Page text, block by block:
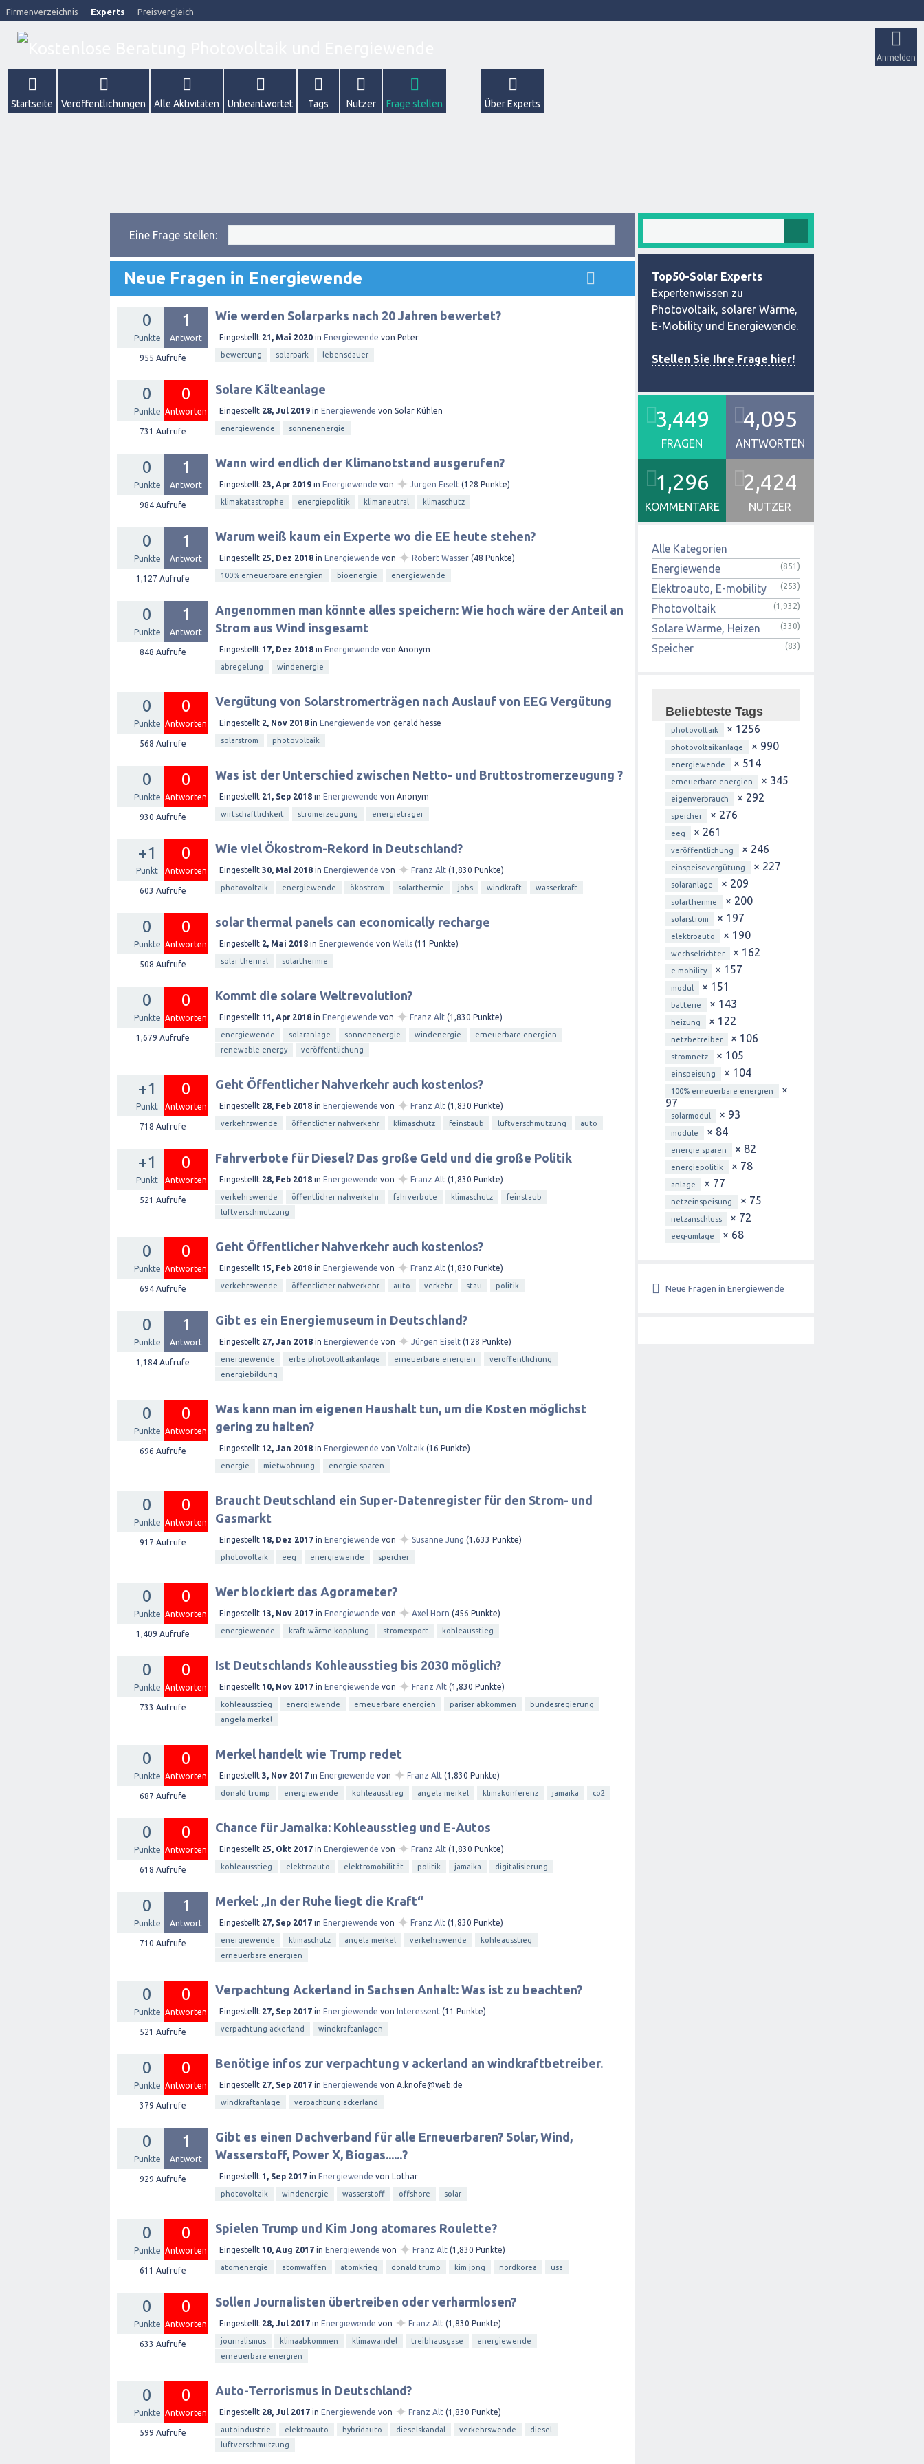
Firmenverzeichnis Experts Preisvergleich
Anmelden
Startseite Veröffentlichungen Alle Aktivitäten Unbeantwortet Tags Nutzer Frage stellen Über Experts
Eine Frage stellen:
Neue Fragen in Energiewende
0
Punkte
1
Antwort
955 Aufrufe
Wie werden Solarparks nach 20 Jahren bewertet?
Eingestellt 21, Mai 2020 in Energiewende von Peter
bewertung solarpark lebensdauer
0
Punkte
0
Antworten
731 Aufrufe
Solare Kälteanlage
Eingestellt 28, Jul 2019 in Energiewende von Solar Kühlen
energiewende sonnenenergie
0
Punkte
1
Antwort
984Aufrufe
Wann wird endlich der Klimanotstand ausgerufen?
Eingestellt 23, Apr 2019 in Energiewende von ✦ Jürgen Eiselt (128 Punkte)
klimakatastrophe energiepolitik klimaneutral klimaschutz
0
Punkte
1
Antwort
1,127 Aufrufe
Warum weiß kaum ein Experte wo die EE heute stehen?
Eingestellt 25, Dez 2018 in Energiewende von ✦ Robert Wasser (48 Punkte)
100% erneuerbare energien bioenergie energiewende
0
Punkte
1
Antwort
848 Aufrufe
Angenommen man könnte alles speichern: Wie hoch wäre der Anteil an
Strom aus Wind insgesamt
Eingestellt 17, Dez 2018 in Energiewende von Anonym
abregelung windenergie
0
Punkte
0
Antworten
568 Aufrufe
Vergütung von Solarstromerträgen nach Auslauf von EEG Vergütung
Eingestellt 2, Nov 2018 in Energiewende von gerald hesse
solarstrom photovoltaik
0
Punkte
0
Antworten
930 Aufrufe
Was ist der Unterschied zwischen Netto- und Bruttostromerzeugung ?
Eingestellt 21, Sep 2018 in Energiewende von Anonym
wirtschaftlichkeit stromerzeugung energieträger
+1
Punkt
0
Antworten
603 Aufrufe
Wie viel Ökostrom-Rekord in Deutschland?
Eingestellt 30, Mai 2018 in Energiewende von ✦ Franz Alt (1,830 Punkte)
photovoltaik energiewende ökostrom solarthermie jobs windkraft wasserkraft
0
Punkte
0
Antworten
508 Aufrufe
solar thermal panels can economically recharge
Eingestellt 2, Mai 2018 in Energiewende von Wells (11 Punkte)
solar thermal solarthermie
0
Punkte
0
Antworten
1,679 Aufrufe
Kommt die solare Weltrevolution?
Eingestellt 11, Apr 2018 in Energiewende von ✦ Franz Alt (1,830 Punkte)
energiewende solaranlage sonnenenergie windenergie
erneuerbare energien
renewable energy
veröffentlichung
+1
Punkt
0
Antworten
718 Aufrufe
Geht Öffentlicher Nahverkehr auch kostenlos?
Eingestellt 28, Feb 2018 in Energiewende von ✦ Franz Alt (1,830 Punkte)
verkehrswende öffentlicher nahverkehr klimaschutz feinstaub luftverschmutzung auto
+1
Punkt
0
Antworten
521 Aufrufe
Fahrverbote für Diesel? Das große Geld und die große Politik
Eingestellt 28, Feb 2018 in Energiewende von ✦ Franz Alt (1,830 Punkte)
verkehrswende öffentlicher nahverkehr fahrverbote klimaschutz
feinstaub
luftverschmutzung
0
Punkte
0
Antworten
694Aufrufe
Geht Öffentlicher Nahverkehr auch kostenlos?
Eingestellt 15, Feb 2018 in Energiewende von ✦ Franz Alt (1,830 Punkte)
verkehrswende öffentlicher nahverkehr auto verkehr stau politik
0
Punkte
1
Antwort
1,184Aufrufe
Gibt es ein Energiemuseum in Deutschland?
Eingestellt 27, Jan 2018 in Energiewende von ✦ Jürgen Eiselt (128 Punkte)
energiewende erbe photovoltaikanlage erneuerbare energien
veröffentlichung
energiebildung
0
Punkte
0
Antworten
696 Aufrufe
Was kann man im eigenen Haushalt tun, um die Kosten möglichst
gering zu halten?
Eingestellt 12, Jan 2018 in Energiewende von Voltaik (16 Punkte)
energie mietwohnung energie sparen
0
Punkte
0
Antworten
917 Aufrufe
Braucht Deutschland ein Super-Datenregister für den Strom- und
Gasmarkt
Eingestellt 18, Dez 2017 in Energiewende von ✦ Susanne Jung (1,633 Punkte)
photovoltaik eeg energiewende speicher
0
Punkte
0
Antworten
1,409 Aufrufe
Wer blockiert das Agorameter?
Eingestellt 13, Nov 2017 in Energiewende von ✦ Axel Horn (456 Punkte)
energiewende kraft-wärme-kopplung stromexport kohleausstieg
0
Punkte
0
Antworten
733 Aufrufe
Ist Deutschlands Kohleausstieg bis 2030 möglich?
Eingestellt 10, Nov 2017 in Energiewende von ✦ Franz Alt (1,830 Punkte)
kohleausstieg energiewende erneuerbare energien pariser abkommen
bundesregierung
angela merkel
0
Punkte
0
Antworten
687 Aufrufe
Merkel handelt wie Trump redet
Eingestellt 3, Nov 2017 in Energiewende von ✦ Franz Alt (1,830 Punkte)
donald trump energiewende kohleausstieg angela merkel klimakonferenz jamaika co2
0
Punkte
0
Antworten
618 Aufrufe
Chance für Jamaika: Kohleausstieg und E-Autos
Eingestellt 25, Okt 2017 in Energiewende von ✦ Franz Alt (1,830 Punkte)
kohleausstieg elektroauto elektromobilität politik jamaika digitalisierung
0
Punkte
1
Antwort
710 Aufrufe
Merkel: „In der Ruhe liegt die Kraft“
Eingestellt 27, Sep 2017 in Energiewende von ✦ Franz Alt (1,830 Punkte)
energiewende klimaschutz angela merkel verkehrswende
kohleausstieg
erneuerbare energien
0
Punkte
0
Antworten
521 Aufrufe
Verpachtung Ackerland in Sachsen Anhalt: Was ist zu beachten?
Eingestellt 27, Sep 2017 in Energiewende von Interessent (11 Punkte)
verpachtung ackerland windkraftanlagen
0
Punkte
0
Antworten
379 Aufrufe
Benötige infos zur verpachtung v ackerland an windkraftbetreiber.
Eingestellt 27, Sep 2017 in Energiewende von A.knofe@web.de
windkraftanlage verpachtung ackerland
0
Punkte
1
Antwort
929 Aufrufe
Gibt es einen Dachverband für alle Erneuerbaren? Solar, Wind,
Wasserstoff, Power X, Biogas......?
Eingestellt 1, Sep 2017 in Energiewende von Lothar
photovoltaik windenergie wasserstoff offshore solar
0
Punkte
0
Antworten
611 Aufrufe
Spielen Trump und Kim Jong atomares Roulette?
Eingestellt 10, Aug 2017 in Energiewende von ✦ Franz Alt (1,830 Punkte)
atomenergie atomwaffen atomkrieg donald trump kim jong nordkorea usa
0
Punkte
0
Antworten
633 Aufrufe
Sollen Journalisten übertreiben oder verharmlosen?
Eingestellt 28, Jul 2017 in Energiewende von ✦ Franz Alt (1,830 Punkte)
journalismus klimaabkommen klimawandel treibhausgase
energiewende
erneuerbare energien
0
Punkte
0
Antworten
599 Aufrufe
Auto-Terrorismus in Deutschland?
Eingestellt 28, Jul 2017 in Energiewende von ✦ Franz Alt (1,830 Punkte)
autoindustrie elektroauto hybridauto dieselskandal verkehrswende
diesel
luftverschmutzung
Top50-Solar Experts
Expertenwissen zu
Photovoltaik, solarer Wärme,
E-Mobility und Energiewende.
Stellen Sie Ihre Frage hier!
3,449
FRAGEN
4,095
ANTWORTEN
1,296
KOMMENTARE
2,424
NUTZER
Alle Kategorien
Energiewende
(851)
Elektroauto, E-mobility (253)
Photovoltaik (1,932)
Solare Wärme, Heizen (330)
Speicher (83)
Beliebteste Tags
photovoltaik × 1256
photovoltaikanlage × 990
energiewende × 514
erneuerbare energien × 345
eigenverbrauch × 292
speicher × 276
eeg × 261
veröffentlichung × 246
einspeisevergütung × 227
solaranlage × 209
solarthermie × 200
solarstrom × 197
elektroauto × 190
wechselrichter × 162
e-mobility × 157
modul × 151
batterie × 143
heizung × 122
netzbetreiber × 106
stromnetz × 105
einspeisung × 104
100% erneuerbare energien
×
97
solarmodul × 93
module × 84
energie sparen × 82
energiepolitik × 78
anlage × 77
netzeinspeisung × 75
netzanschluss × 72
eeg-umlage × 68
Neue Fragen in Energiewende